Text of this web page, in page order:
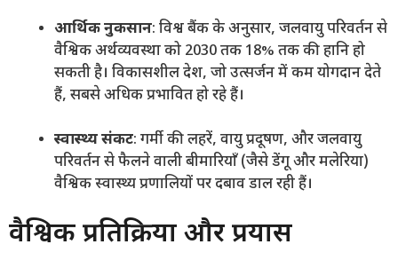
आर्थिक नुकसान: विश्व बैंक के अनुसार, जलवायु परिवर्तन से
वैश्विक अर्थव्यवस्था को 2030 तक 18% तक की हानि हो
सकती है। विकासशील देश, जो उत्सर्जन में कम योगदान देते
हैं, सबसे अधिक प्रभावित हो रहे हैं।
स्वास्थ्य संकट: गर्मी की लहरें, वायु प्रदूषण, और जलवायु
परिवर्तन से फैलने वाली बीमारियाँ (जैसे डेंगू और मलेरिया)
वैश्विक स्वास्थ्य प्रणालियों पर दबाव डाल रही हैं।
वैश्विक प्रतिक्रिया और प्रयास